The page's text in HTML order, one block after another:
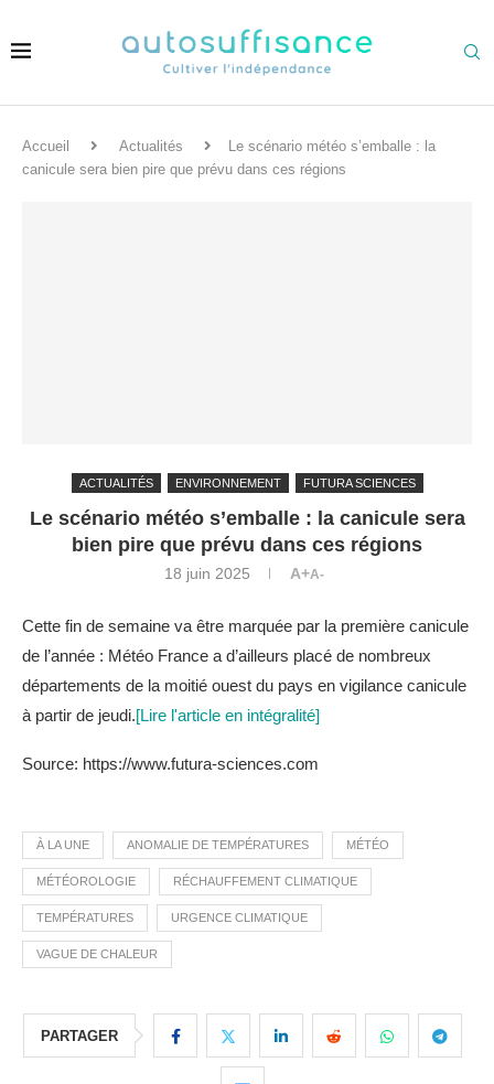
Accueil Actualités
Le scénario météo s’emballe : la
canicule sera bien pire que prévu dans ces régions
ACTUALITÉS ENVIRONNEMENT FUTURA SCIENCES
Le scénario météo s’emballe : la canicule sera
bien pire que prévu dans ces régions
18 juin 2025 A+A-
Cette fin de semaine va être marquée par la première canicule
de l’année : Météo France a d’ailleurs placé de nombreux
départements de la moitié ouest du pays en vigilance canicule
à partir de jeudi.[Lire l'article en intégralité]
Source: https://www.futura-sciences.com
À LA UNE ANOMALIE DE TEMPÉRATURES MÉTÉO
MÉTÉOROLOGIE RÉCHAUFFEMENT CLIMATIQUE
TEMPÉRATURES URGENCE CLIMATIQUE
VAGUE DE CHALEUR
PARTAGER